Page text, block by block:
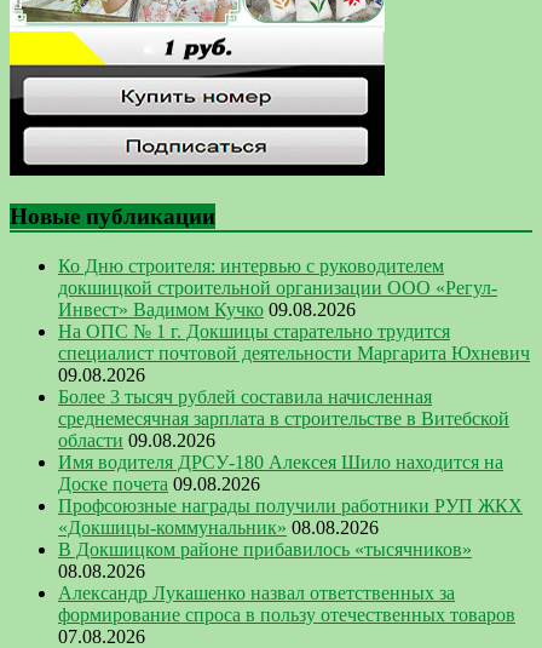
Новые публикации
Ко Дню строителя: интервью с руководителем
докшицкой строительной организации ООО «Регул-
Инвест» Вадимом Кучко 09.08.2026
На ОПС № 1 г. Докшицы старательно трудится
специалист почтовой деятельности Маргарита Юхневич
09.08.2026
Более 3 тысяч рублей составила начисленная
среднемесячная зарплата в строительстве в Витебской
области 09.08.2026
Имя водителя ДРСУ-180 Алексея Шило находится на
Доске почета 09.08.2026
Профсоюзные награды получили работники РУП ЖКХ
«Докшицы-коммунальник» 08.08.2026
В Докшицком районе прибавилось «тысячников»
08.08.2026
Александр Лукашенко назвал ответственных за
формирование спроса в пользу отечественных товаров
07.08.2026